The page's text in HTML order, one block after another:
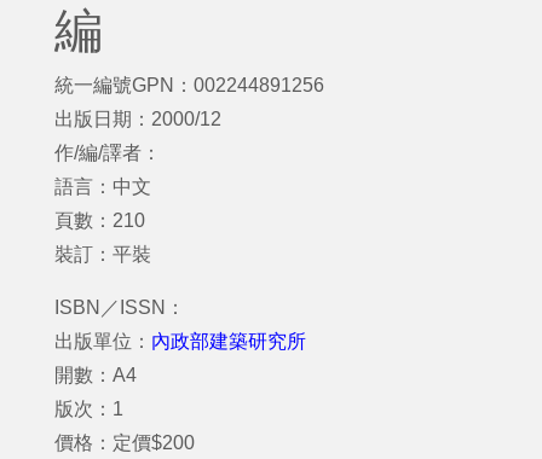
編
統一編號GPN：002244891256
出版日期：2000/12
作/編/譯者：
語言：中文
頁數：210
裝訂：平裝
ISBN／ISSN：
出版單位： 內政部建築研究所
開數：A4
版次：1
價格：定價$200